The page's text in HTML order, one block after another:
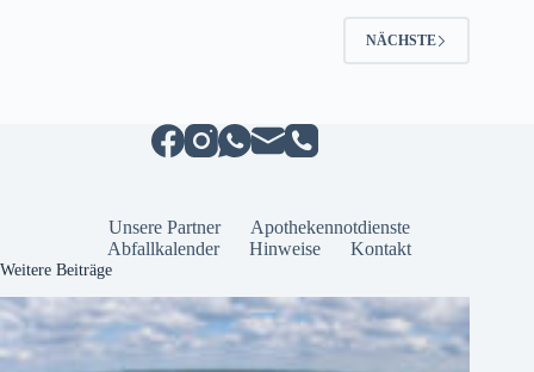
Leben
NÄCHSTE
Unsere Partner
Apothekennotdienste
Abfallkalender
Hinweise Kontakt
Weitere Beiträge